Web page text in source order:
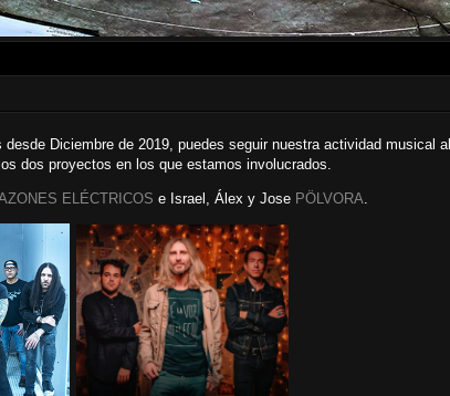
Diciembre de 2019, puedes seguir nuestra actividad musical al
dos proyectos en los que estamos involucrados.
ELÉCTRICOS e Israel, Álex y Jose PÖLVORA.